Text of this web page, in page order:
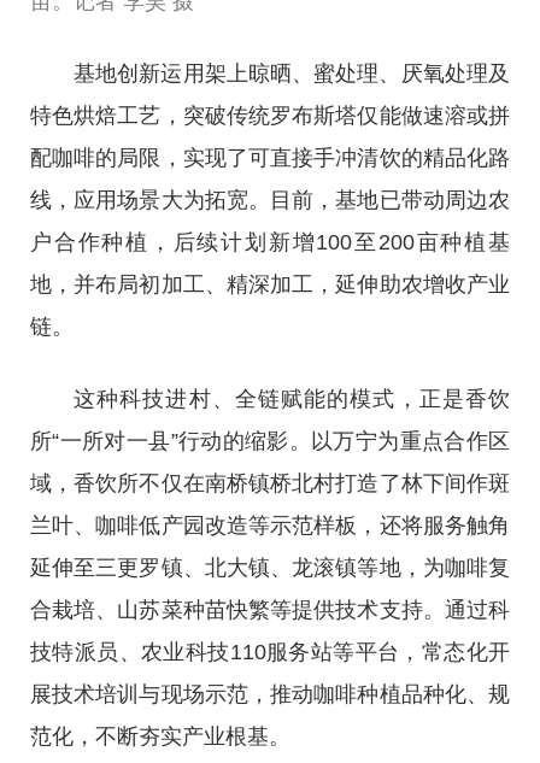
基地创新运用架上晾晒、蜜处理、厌氧处理及
特色烘焙工艺，突破传统罗布斯塔仅能做速溶或拼
配咖啡的局限，实现了可直接手冲清饮的精品化路
线，应用场景大为拓宽。目前，基地已带动周边农
户合作种植，后续计划新增100至200亩种植基
地，并布局初加工、精深加工，延伸助农增收产业
链。
这种科技进村、全链赋能的模式，正是香饮
所“一所对一县”行动的缩影。以万宁为重点合作区
域，香饮所不仅在南桥镇桥北村打造了林下间作斑
兰叶、咖啡低产园改造等示范样板，还将服务触角
延伸至三更罗镇、北大镇、龙滚镇等地，为咖啡复
合栽培、山苏菜种苗快繁等提供技术支持。通过科
技特派员、农业科技110服务站等平台，常态化开
展技术培训与现场示范，推动咖啡种植品种化、规
范化，不断夯实产业根基。